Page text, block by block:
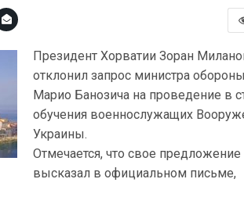
Президент Хорватии Зоран
отклонил запрос министра
Марио Банозича на проведение в
обучения военнослужащих
Украины.
Отмечается, что свое предложение
высказал в официальном письме,